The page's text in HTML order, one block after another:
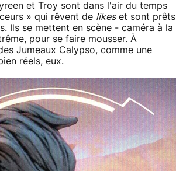
et Troy sont dans l'air du temps
» qui rêvent de likeset sont prêts
Ils se mettent en scène - caméra à la
pour se faire mousser. À
Jumeaux Calypso, comme une
réels, eux.